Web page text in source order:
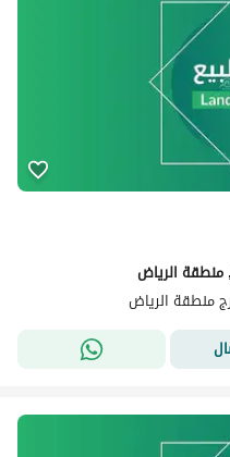
منطقة الرياض
منطقة الرياض